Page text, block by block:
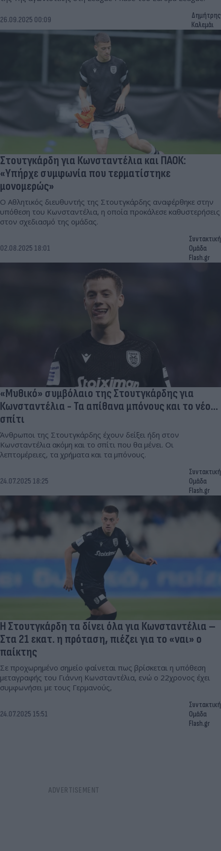
26.09.2025 00:09
Δημήτρης
Καλεμάι
Στουτγκάρδη για Κωνσταντέλια και ΠΑΟΚ:
«Υπήρχε συμφωνία που τερματίστηκε
μονομερώς»
Ο Αθλητικός διευθυντής της Στουτγκάρδης αναφέρθηκε στην
υπόθεση του Κωνσταντέλια, η οποία προκάλεσε καθυστερήσεις
στον σχεδιασμό της ομάδας.
02.08.2025 18:01
Συντακτική
Ομάδα
Flash.gr
«Μυθικό» συμβόλαιο της Στουτγκάρδης για
Κωνσταντέλια - Τα απίθανα μπόνους και το νέο...
σπίτι
Άνθρωποι της Στουτγκάρδης έχουν δείξει ήδη στον
Κωνσταντέλια ακόμη και το σπίτι που θα μένει. Οι
λεπτομέρειες, τα χρήματα και τα μπόνους.
24.07.2025 18:25
Συντακτική
Ομάδα
Flash.gr
Η Στουτγκάρδη τα δίνει όλα για Κωνσταντέλια –
Στα 21 εκατ. η πρόταση, πιέζει για το «ναι» ο
παίκτης
Σε προχωρημένο σημείο φαίνεται πως βρίσκεται η υπόθεση
μεταγραφής του Γιάννη Κωνσταντέλια, ενώ ο 22χρονος έχει
συμφωνήσει με τους Γερμανούς,
24.07.2025 15:51
Συντακτική
Ομάδα
Flash.gr